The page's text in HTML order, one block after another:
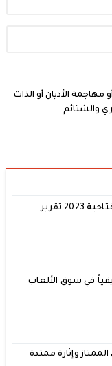
الأديان أو الذات
والشتائم.
أبرز الكلمات المفتاحية 2023 تقرير
في سوق الألعاب
الممتاز وإثارة ممتدة